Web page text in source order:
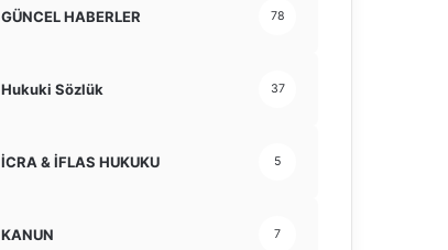
GÜNCEL HABERLER 78
Hukuki Sözlük 37
İCRA & İFLAS HUKUKU 5
KANUN 7